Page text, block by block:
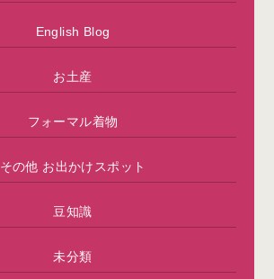
English Blog
お土産
フォーマル着物
その他 お出かけスポット
豆知識
未分類